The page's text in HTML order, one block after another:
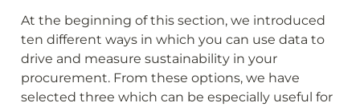
At the beginning of this section, we introduced
ten different ways in which you can use data to
drive and measure sustainability in your
procurement. From these options, we have
selected three which can be especially useful for